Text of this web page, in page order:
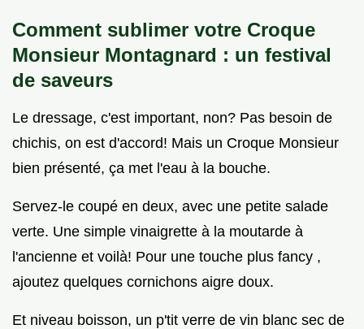
Comment sublimer votre Croque
Monsieur Montagnard : un festival
de saveurs
Le dressage, c'est important, non? Pas besoin de
chichis, on est d'accord! Mais un Croque Monsieur
bien présenté, ça met l'eau à la bouche.
Servez-le coupé en deux, avec une petite salade
verte. Une simple vinaigrette à la moutarde à
l'ancienne et voilà! Pour une touche plus fancy ,
ajoutez quelques cornichons aigre doux.
Et niveau boisson, un p'tit verre de vin blanc sec de